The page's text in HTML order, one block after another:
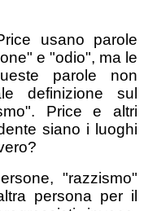
usano parole
e "odio", ma le
parole non
definizione sul
Price e altri
siano i luoghi
"razzismo"
persona per il